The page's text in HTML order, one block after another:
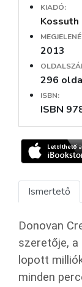
KIADÓ:
Kossuth
2013
296
ISBN:
ISBN
Ismertető
Donovan
szeretője, a
lopott
minden